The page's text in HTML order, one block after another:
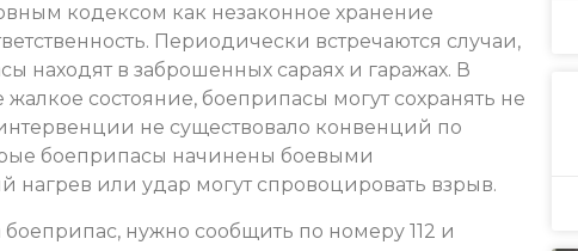
кодексом как незаконное хранение
Периодически встречаются случаи,
находят в заброшенных сараях и гаражах. В
состояние, боеприпасы могут сохранять не
не существовало конвенций по
боеприпасы начинены боевыми
или удар могут спровоцировать взрыв.
нужно сообщить по номеру 112 и